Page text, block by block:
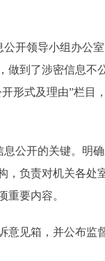
领导小组办公室
到了涉密信息不
形式及理由”栏目
公开的关键。明
，负责对机关各处
重要内容。
见箱，并公布监